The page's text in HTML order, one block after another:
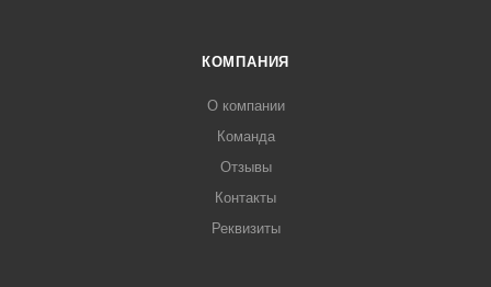
КОМПАНИЯ
О компании
Команда
Отзывы
Контакты
Реквизиты